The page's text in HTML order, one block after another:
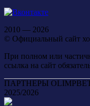
2010 — 2026
© Официальный сайт
При полном или
ссылка на сайт
ПАРТНЕРЫ
2025/2026